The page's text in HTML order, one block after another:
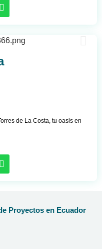
de La Costa, tu oasis en
Proyectos en Ecuador